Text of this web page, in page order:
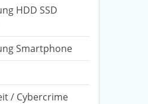
HDD SSD
Smartphone
/ Cybercrime